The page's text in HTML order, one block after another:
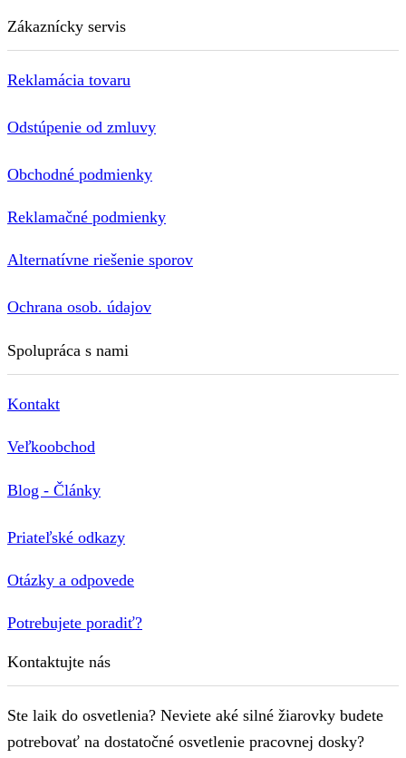
Zákaznícky servis
Reklamácia tovaru
Odstúpenie od zmluvy
Obchodné podmienky
Reklamačné podmienky
Alternatívne riešenie sporov
Ochrana osob. údajov
Spolupráca s nami
Kontakt
Veľkoobchod
Blog - Články
Priateľské odkazy
Otázky a odpovede
Potrebujete poradiť?
Kontaktujte nás
Ste laik do osvetlenia? Neviete aké silné žiarovky budete
potrebovať na dostatočné osvetlenie pracovnej dosky?